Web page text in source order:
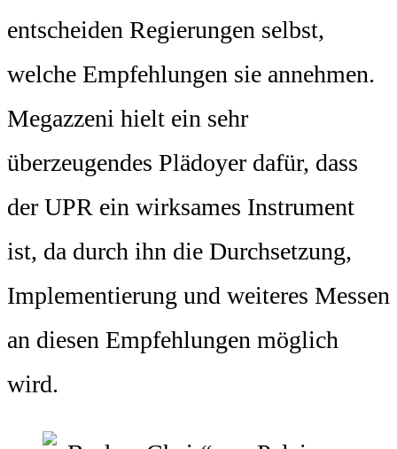
entscheiden Regierungen selbst,
welche Empfehlungen sie annehmen.
Megazzeni hielt ein sehr
überzeugendes Plädoyer dafür, dass
der UPR ein wirksames Instrument
ist, da durch ihn die Durchsetzung,
Implementierung und weiteres Messen
an diesen Empfehlungen möglich
wird.